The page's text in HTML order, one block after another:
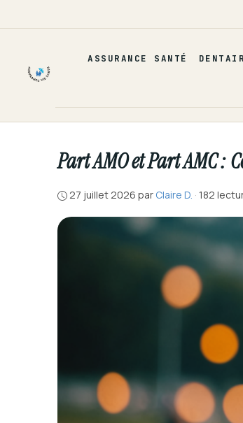
au
ASSURANCE SANTÉ
Part AMO et Part AMC :
27 juillet 2026 par Claire D. · 182